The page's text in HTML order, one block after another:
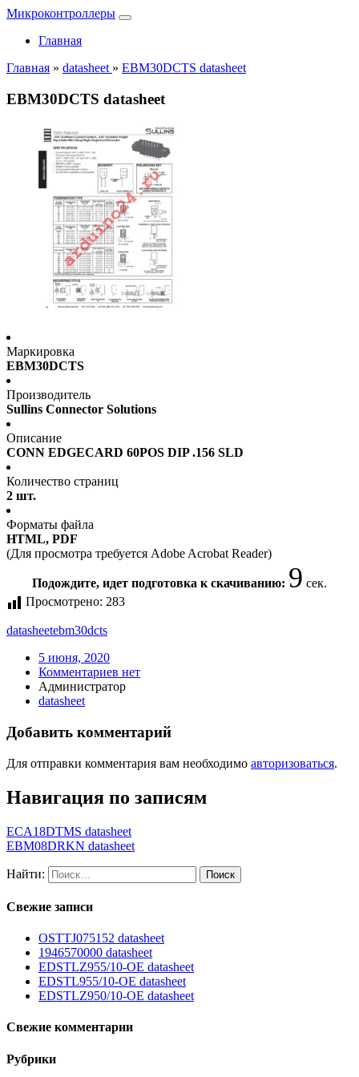
Микроконтроллеры
Главная
Главная » datasheet » EBM30DCTS datasheet
EBM30DCTS datasheet
Маркировка
EBM30DCTS
Производитель
Sullins Connector Solutions
Описание
CONN EDGECARD 60POS DIP .156 SLD
Количество страниц
2 шт.
Форматы файла
HTML, PDF
(Для просмотра требуется Adobe Acrobat Reader)
Подождите, идет подготовка к скачиванию: 9 сек.
Просмотрено: 283
datasheetebm30dcts
5 июня, 2020
Комментариев нет
Администратор
datasheet
Добавить комментарий
Для отправки комментария вам необходимо авторизоваться.
Навигация по записям
ECA18DTMS datasheet
EBM08DRKN datasheet
Найти:
Свежие записи
OSTTJ075152 datasheet
1946570000 datasheet
EDSTLZ955/10-OE datasheet
EDSTL955/10-OE datasheet
EDSTLZ950/10-OE datasheet
Свежие комментарии
Рубрики